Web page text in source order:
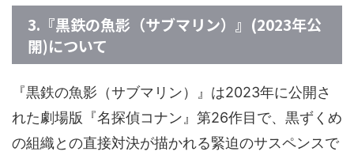
3.『黒鉄の魚影（サブマリン）』(2023年公
開)について
『黒鉄の魚影（サブマリン）』は2023年に公開さ
れた劇場版『名探偵コナン』第26作目で、黒ずくめ
の組織との直接対決が描かれる緊迫のサスペンスで